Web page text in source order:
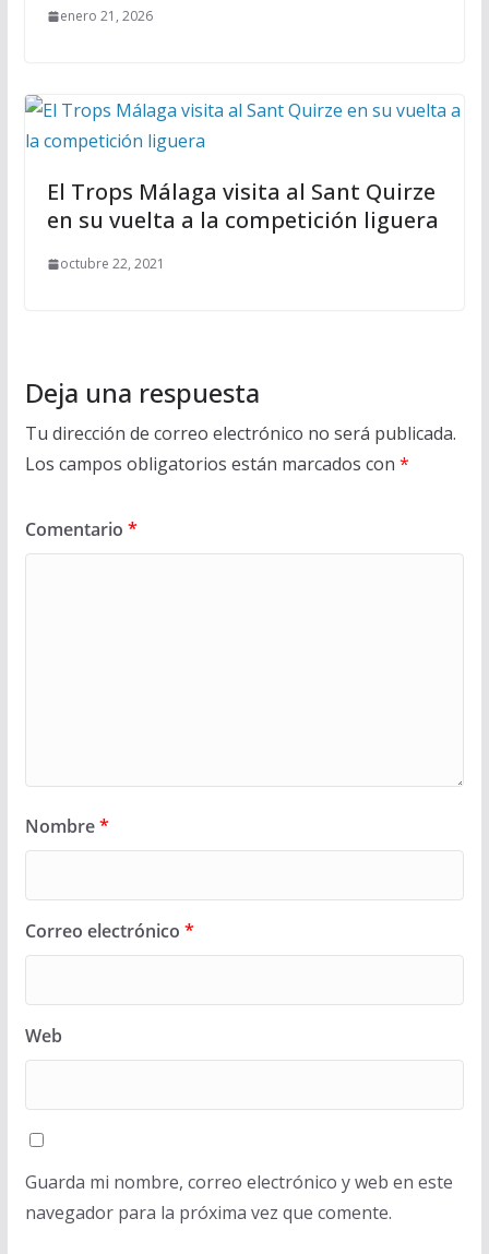
enero 21, 2026
El Trops Málaga visita al Sant Quirze
en su vuelta a la competición liguera
octubre 22, 2021
Deja una respuesta
Tu dirección de correo electrónico no será publicada.
Los campos obligatorios están marcados con *
Comentario *
Nombre*
Correo electrónico *
Web
Guarda mi nombre, correo electrónico y web en este
navegador para la próxima vez que comente.